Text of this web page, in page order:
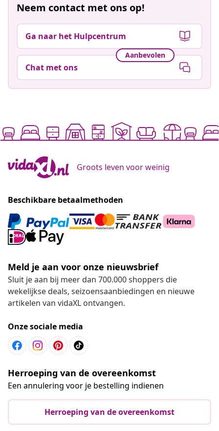
Neem contact met ons op!
Ga naar het Hulpcentrum
Aanbevolen
Chat met ons
Groots leven voor weinig
Beschikbare betaalmethoden
Meld je aan voor onze nieuwsbrief
Sluit je aan bij meer dan 700.000 shoppers die
wekelijkse deals, seizoensaanbiedingen en nieuwe
artikelen van vidaXL ontvangen.
Onze sociale media
Herroeping van de overeenkomst
Een annulering voor je bestelling indienen
Herroeping van de overeenkomst